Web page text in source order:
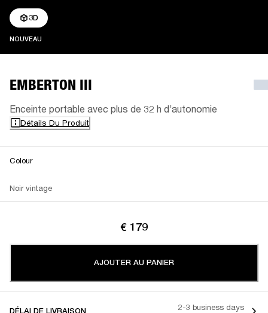
NOUVEAU
3D
EMBERTON III
Enceinte portable avec plus de 32 h d’autonomie
Détails Du Produit
Colour
Noir vintage
€ 179
AJOUTER AU PANIER
DÉLAI DE LIVRAISON 2-3 business days